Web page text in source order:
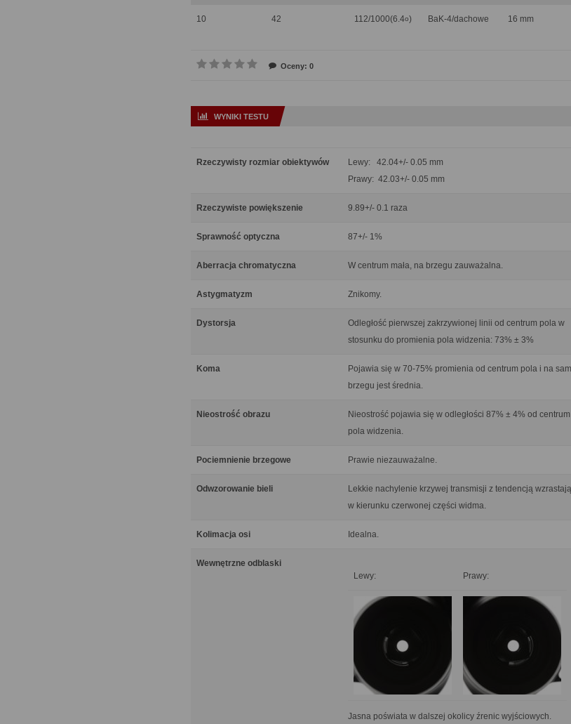
10 42 112/1000(6.4o) BaK-4/dachowe 16 mm
Oceny: 0
WYNIKI TESTU
Rzeczywisty rozmiar obiektywów
Lewy: 42.04+/- 0.05 mm
Prawy: 42.03+/- 0.05 mm
Rzeczywiste powiększenie 9.89+/- 0.1 raza
Sprawność optyczna 87+/- 1%
Aberracja chromatyczna W centrum mała, na brzegu zauważalna.
Astygmatyzm Znikomy.
Dystorsja
Odległość pierwszej zakrzywionej linii od centrum pola w
stosunku do promienia pola widzenia: 73% ± 3%
Koma
Pojawia się w 70-75% promienia od centrum pola i na
brzegu jest średnia.
Nieostrość obrazu
Nieostrość pojawia się w odległości 87% ± 4% od centrum
pola widzenia.
Pociemnienie brzegowe Prawie niezauważalne.
Odwzorowanie bieli
Lekkie nachylenie krzywej transmisji z tendencją
w kierunku czerwonej części widma.
Kolimacja osi Idealna.
Wewnętrzne odblaski
Lewy:
Prawy:
Jasna poświata w dalszej okolicy źrenic wyjściowych.